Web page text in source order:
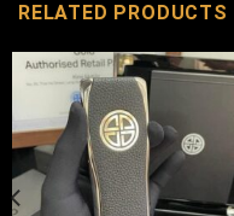
RELATED PRODUCTS